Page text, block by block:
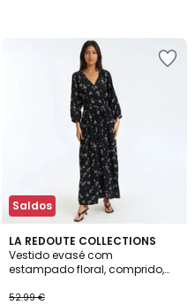
Saldos
LA REDOUTE COLLECTIONS
Vestido evasé com
estampado floral, comprido,
52.99 €
5
/
5